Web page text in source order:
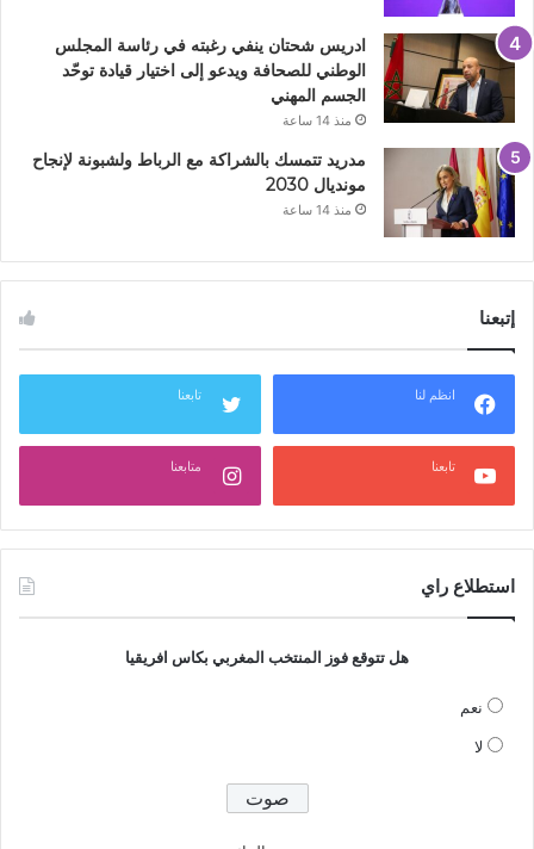
ادريس شحتان ينفي رغبته في رئاسة المجلس
الوطني للصحافة ويدعو إلى اختيار قيادة توحّد
الجسم المهني
منذ 14 ساعة
مدريد تتمسك بالشراكة مع الرباط ولشبونة لإنجاح
مونديال 2030
منذ 14 ساعة
إتبعنا
انظم لنا تابعنا
تابعنا متابعنا
استطلاع راي
هل تتوقع فوز المنتخب المغربي بكاس افريقيا
نعم
لا